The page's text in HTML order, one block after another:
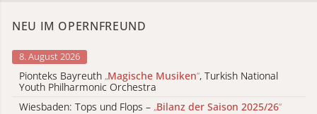
NEU IM OPERNFREUND
8. August 2026
Pionteks Bayreuth „Magische Musiken“, Turkish National
Youth Philharmonic Orchestra
Wiesbaden: Tops und Flops – „Bilanz der Saison 2025/26“